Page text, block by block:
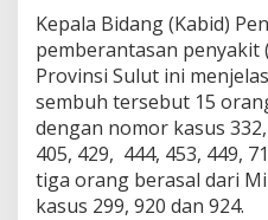
G
T
P
P
C
O
V
I
D
Kepala Bidang (Kabid)
pemberantasan penyakit
Provinsi Sulut ini
sembuh tersebut 15
dengan nomor kasus
405, 429, 444, 453, 449,
tiga orang berasal dari
kasus 299, 920 dan 924.